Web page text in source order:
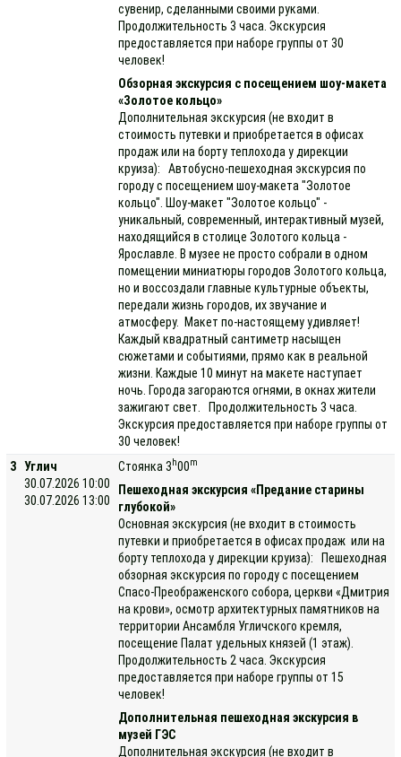
сувенир, сделанными своими руками.
Продолжительность 3 часа. Экскурсия
предоставляется при наборе группы от 30
человек!
Обзорная экскурсия с посещением шоу-макета
«Золотое кольцо»
Дополнительная экскурсия (не входит в
стоимость путевки и приобретается в офисах
продаж или на борту теплохода у дирекции
круиза): Автобусно-пешеходная экскурсия по
городу с посещением шоу-макета "Золотое
кольцо". Шоу-макет "Золотое кольцо" -
уникальный, современный, интерактивный музей,
находящийся в столице Золотого кольца -
Ярославле. В музее не просто собрали в одном
помещении миниатюры городов Золотого кольца,
но и воссоздали главные культурные объекты,
передали жизнь городов, их звучание и
атмосферу. Макет по-настоящему удивляет!
Каждый квадратный сантиметр насыщен
сюжетами и событиями, прямо как в реальной
жизни. Каждые 10 минут на макете наступает
ночь. Города загораются огнями, в окнах жители
зажигают свет. Продолжительность 3 часа.
Экскурсия предоставляется при наборе группы от
30 человек!
3 Углич
30.07.2026 10:00
30.07.2026 13:00
Стоянка 3 h00m
Пешеходная экскурсия «Предание старины
глубокой»
Основная экскурсия (не входит в стоимость
путевки и приобретается в офисах продаж или на
борту теплохода у дирекции круиза): Пешеходная
обзорная экскурсия по городу с посещением
Спасо-Преображенского собора, церкви «Дмитрия
на крови», осмотр архитектурных памятников на
территории Ансамбля Угличского кремля,
посещение Палат удельных князей (1 этаж).
Продолжительность 2 часа. Экскурсия
предоставляется при наборе группы от 15
человек!
Дополнительная пешеходная экскурсия в
музей ГЭС
Дополнительная экскурсия (не входит в